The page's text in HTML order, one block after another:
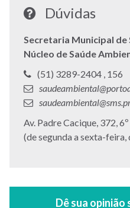
Dúvidas
Secretaria Municipal de
Núcleo de Saúde
Telefone:
(51) 3289-2404 , 156
E-
mail:
Endereço:
Av. Padre Cacique, 372,
(de segunda a sexta-feira,